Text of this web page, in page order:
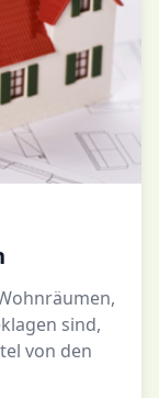
sind,
von den